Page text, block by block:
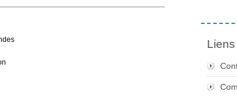
Liens